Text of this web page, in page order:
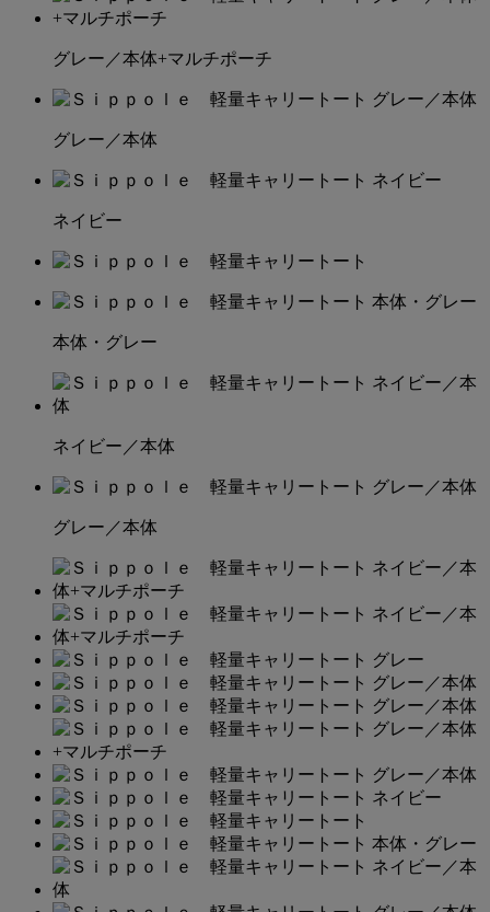
グレー／本体+マルチポーチ
グレー／本体
ネイビー
本体・グレー
ネイビー／本体
グレー／本体